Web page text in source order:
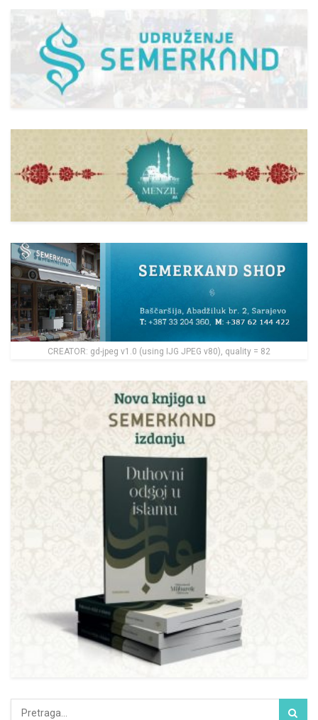
CREATOR: gd-jpeg v1.0 (using IJG JPEG v80), quality = 82